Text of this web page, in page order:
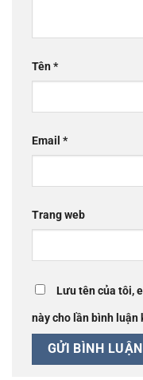
Tên*
Email *
Trang web
Lưu tên của tôi,
này cho lần bình luận